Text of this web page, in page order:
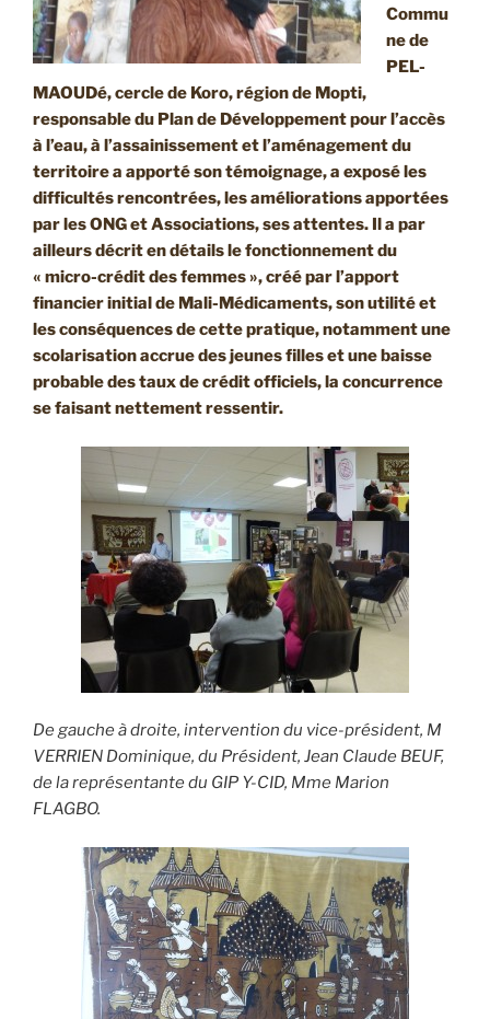
Commu
ne de
PEL-
MAOUDé, cercle de Koro, région de Mopti,
responsable du Plan de Développement pour l’accès
à l’eau, à l’assainissement et l’aménagement du
territoire a apporté son témoignage, a exposé les
difficultés rencontrées, les améliorations apportées
par les ONG et Associations, ses attentes. Il a par
ailleurs décrit en détails le fonctionnement du
« micro-crédit des femmes », créé par l’apport
financier initial de Mali-Médicaments, son utilité et
les conséquences de cette pratique, notamment une
scolarisation accrue des jeunes filles et une baisse
probable des taux de crédit officiels, la concurrence
se faisant nettement ressentir.
De gauche à droite, intervention du vice-président, M
VERRIEN Dominique, du Président, Jean Claude BEUF,
de la représentante du GIP Y-CID, Mme Marion
FLAGBO.